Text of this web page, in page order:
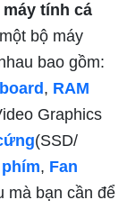
máy tính cá
bộ máy
bao gồm:
, RAM
Graphics
(SSD/
, Fan
mà bạn cần để